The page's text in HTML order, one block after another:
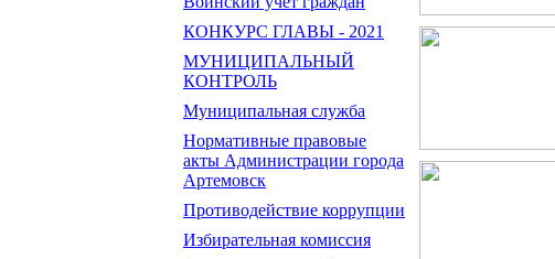
КОНКУРС ГЛАВЫ - 2021
МУНИЦИПАЛЬНЫЙ
КОНТРОЛЬ
Муниципальная служба
Нормативные правовые
акты Администрации города
Артемовск
Противодействие коррупции
Избирательная комиссия